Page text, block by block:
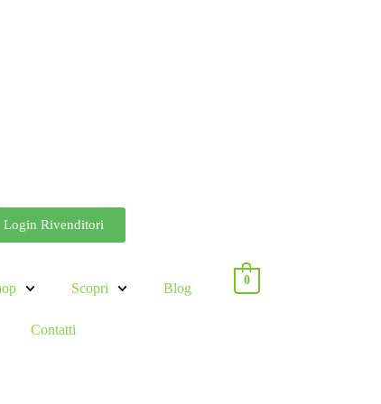
Login Rivenditori
Scopri Blog
Contatti
0